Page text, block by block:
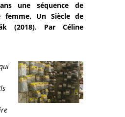
une séquence de
femme. Un Siècle de
(2018). Par Céline